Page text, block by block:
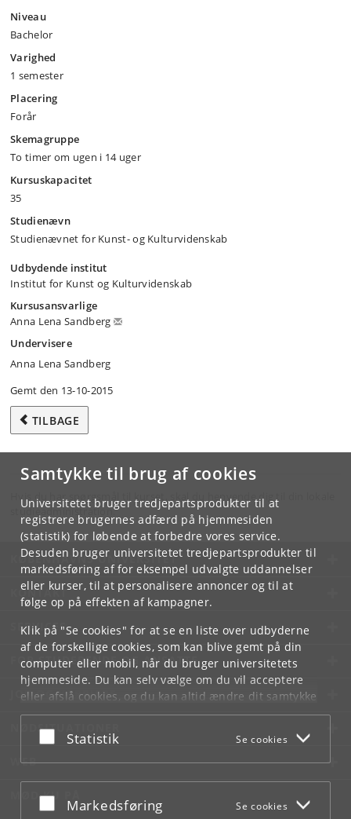
Samtykke til brug af cookies
Universitetet bruger tredjepartsprodukter til at
registrere brugernes adfærd på hjemmesiden
(statistik) for løbende at forbedre vores service.
Desuden bruger universitetet tredjepartsprodukter til
markedsføring af for eksempel udvalgte uddannelser
eller kurser, til at personalisere annoncer og til at
følge op på effekten af kampagner.
Klik på "Se cookies" for at se en liste over udbyderne
af de forskellige cookies, som kan blive gemt på din
computer eller mobil, når du bruger universitetets
hjemmeside. Du kan selv vælge om du vil acceptere
eller afslå cookies, og du kan altid ændre dit samtykke
underCookie- og privatlivspolitiksom du finder i
bunden af hver side.
Acceptér eller afslå
Statistik Se cookies
Acceptér eller afslå
Markedsføring Se cookies
Niveau
Bachelor
Varighed
1 semester
Placering
Forår
Skemagruppe
To timer om ugen i 14 uger
Kursuskapacitet
35
Studienævn
Studienævnet for Kunst- og Kulturvidenskab
Udbydende institut
Institut for Kunst og Kulturvidenskab
Kursusansvarlige
Anna Lena Sandberg
Undervisere
Anna Lena Sandberg
Gemt den 13-10-2015
TILBAGE
Hvis du har spørgsmål til kurset, skal du henvende dig til din lokale
studieadministration.
KØBENHAVNS UNIVERSITET
KONTAKT
SERVICES
FOR STUDERENDE OG ANSATTE
JOB OG KARRIERE
NØDSITUATIONER
WEB
MØD KU PÅ